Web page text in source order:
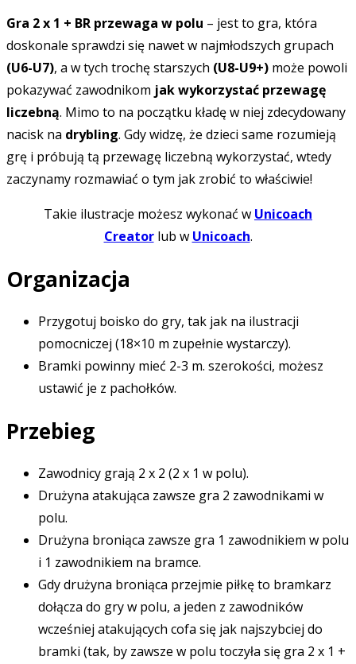
Gra 2 x 1 + BR przewaga w polu – jest to gra, która
doskonale sprawdzi się nawet w najmłodszych grupach
(U6-U7), a w tych trochę starszych (U8-U9+) może powoli
pokazywać zawodnikom jak wykorzystać przewagę
liczebną. Mimo to na początku kładę w niej zdecydowany
nacisk na drybling. Gdy widzę, że dzieci same rozumieją
grę i próbują tą przewagę liczebną wykorzystać, wtedy
zaczynamy rozmawiać o tym jak zrobić to właściwie!
Takie ilustracje możesz wykonać w Unicoach
Creatorlub w Unicoach.
Organizacja
Przygotuj boisko do gry, tak jak na ilustracji
pomocniczej (18×10 m zupełnie wystarczy).
Bramki powinny mieć 2-3 m. szerokości, możesz
ustawić je z pachołków.
Przebieg
Zawodnicy grają 2 x 2 (2 x 1 w polu).
Drużyna atakująca zawsze gra 2 zawodnikami w
polu.
Drużyna broniąca zawsze gra 1 zawodnikiem w polu
i 1 zawodnikiem na bramce.
Gdy drużyna broniąca przejmie piłkę to bramkarz
dołącza do gry w polu, a jeden z zawodników
wcześniej atakujących cofa się jak najszybciej do
bramki (tak, by zawsze w polu toczyła się gra 2 x 1 +